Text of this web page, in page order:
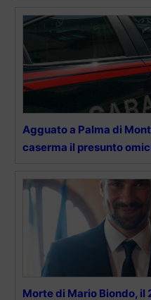
Agguato a Palma di
caserma il presunto
Morte di Mario Biondo, il